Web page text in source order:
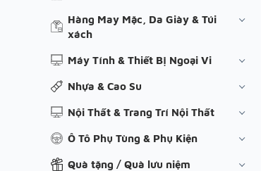
Hàng May Mặc, Da Giày & Túi
xách
Máy Tính & Thiết Bị Ngoại Vi
Nhựa & Cao Su
Nội Thất & Trang Trí Nội Thất
Ô Tô Phụ Tùng & Phụ Kiện
Quà tặng / Quà lưu niệm